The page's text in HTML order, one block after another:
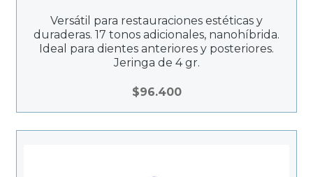
Versátil para restauraciones estéticas y
duraderas. 17 tonos adicionales, nanohíbrida.
Ideal para dientes anteriores y posteriores.
Jeringa de 4 gr.
$96.400